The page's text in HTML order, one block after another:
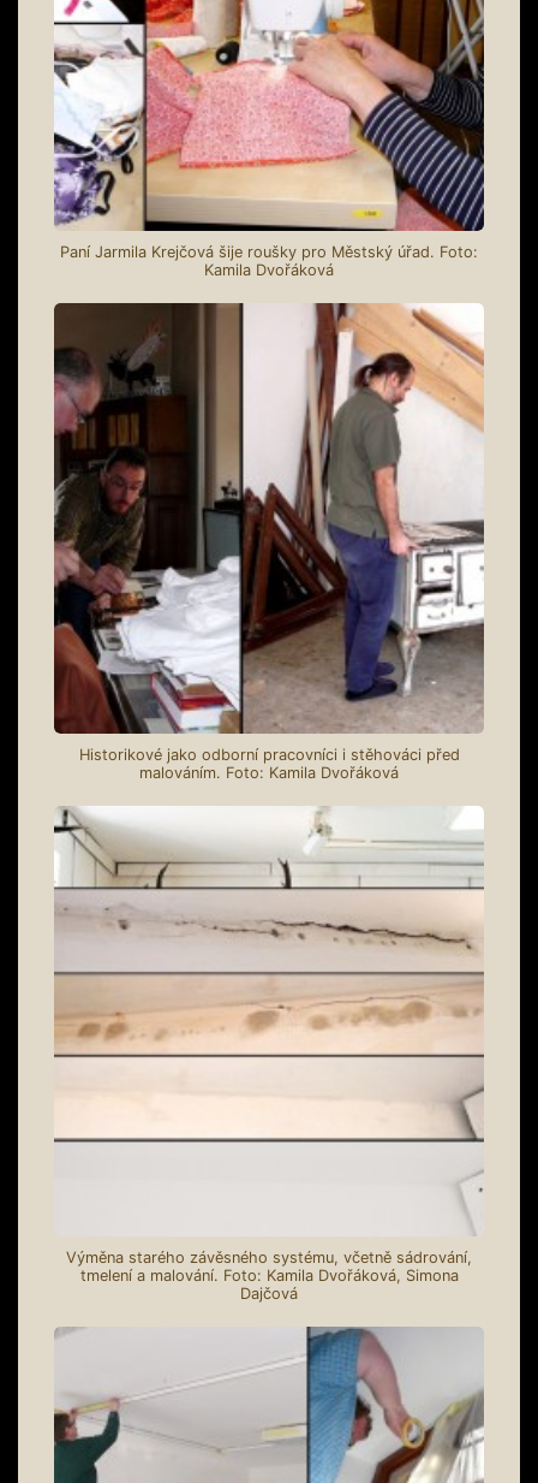
Paní Jarmila Krejčová šije roušky pro Městský úřad. Foto:
Kamila Dvořáková
Historikové jako odborní pracovníci i stěhováci před
malováním. Foto: Kamila Dvořáková
Výměna starého závěsného systému, včetně sádrování,
tmelení a malování. Foto: Kamila Dvořáková, Simona
Dajčová